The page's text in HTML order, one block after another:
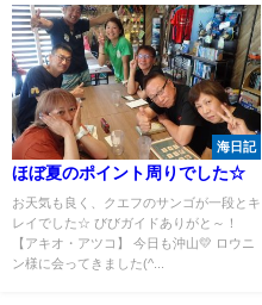
海日記
ほぼ夏のポイント周りでした☆
お天気も良く、クエフのサンゴが一段とキ
レイでした☆ びびガイドありがと～！
【アキオ・アツコ】 今日も沖山💛 ロウニ
ン様に会ってきました(^...